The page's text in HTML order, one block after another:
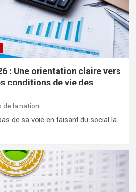
: Une orientation claire vers
conditions de vie des
de la nation
de sa voie en faisant du social la